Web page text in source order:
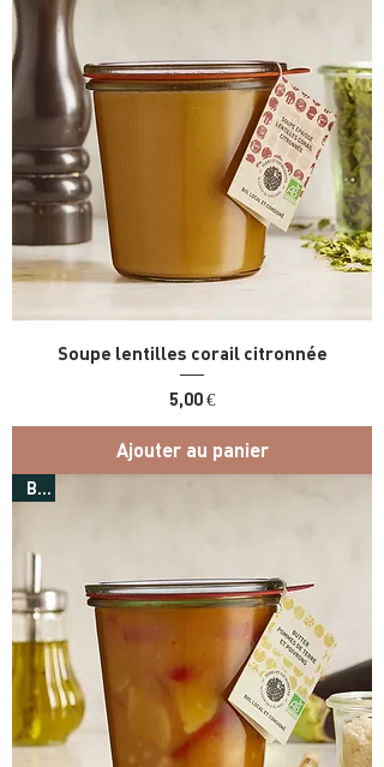
Soupe lentilles corail citronnée
Prix
5,00 €
Ajouter au panier
Bio